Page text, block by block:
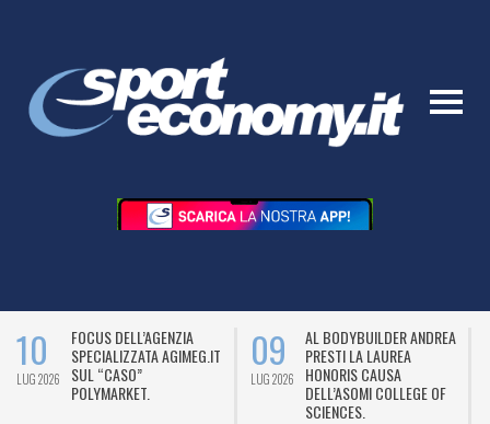
10
LUG 2026
FOCUS DELL’AGENZIA
SPECIALIZZATA AGIMEG.IT
SUL “CASO”
POLYMARKET.
09
LUG 2026
AL BODYBUILDER ANDREA
PRESTI LA LAUREA
HONORIS CAUSA
DELL’ASOMI COLLEGE OF
SCIENCES.